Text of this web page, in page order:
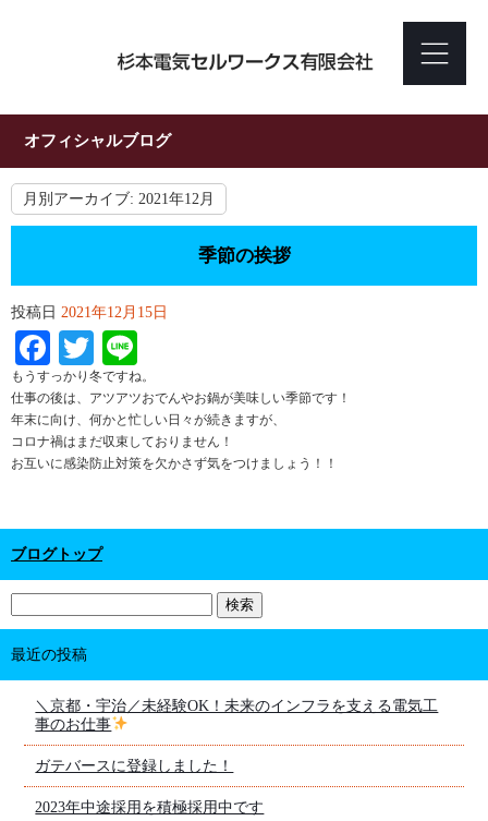
オフィシャルブログ
月別アーカイブ: 2021年12月
季節の挨拶
投稿日 2021年12月15日
Facebook
Twitter
もうすっかり冬ですね。
仕事の後は、アツアツおでんやお鍋が美味しい季節です！
年末に向け、何かと忙しい日々が続きますが、
コロナ禍はまだ収束しておりません！
お互いに感染防止対策を欠かさず気をつけましょう！！
ブログトップ
最近の投稿
＼京都・宇治／未経験OK！未来のインフラを支える電気工
事のお仕事
ガテバースに登録しました！
2023年中途採用を積極採用中です